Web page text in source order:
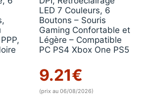
LED 7 Couleurs, 6
Boutons – Souris
Gaming Confortable et
Légère – Compatible
PC PS4 Xbox One PS5
9.21€
(prix au 06/08/2026)